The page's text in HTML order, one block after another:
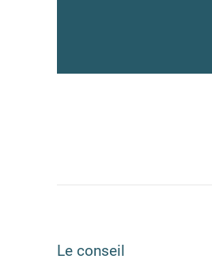
Le conseil